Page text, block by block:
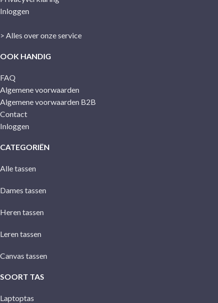
Inloggen
> Alles over onze service
OOK HANDIG
FAQ
Algemene voorwaarden
Algemene voorwaarden B2B
Contact
Inloggen
CATEGORIËN
Alle tassen
Dames tassen
Heren tassen
Leren tassen
Canvas tassen
SOORT TAS
Laptoptas